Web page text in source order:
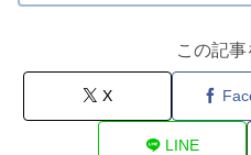
この記
X
LINE